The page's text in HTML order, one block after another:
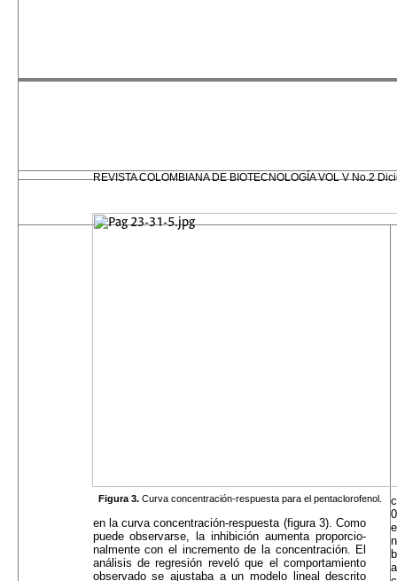
REVISTA COLOMBIANA DE BIOTECNOLOGÍA VOL V No.2
Figura 3.Curva concentración-respuesta para el pentaclorofenol.
en la curva concentración-respuesta (figura 3). Como
puede observarse, la inhibición aumenta proporcio-
nalmente con el incremento de la concentración. El
análisis de regresión reveló que el comportamiento
observado se ajustaba a un modelo lineal descrito